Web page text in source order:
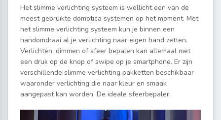
Het slimme verlichting systeem is wellicht een van de
meest gebruikte domotica systemen op het moment. Met
het slimme verlichting systeem kun je binnen een
handomdraai al je verlichting naar eigen hand zetten.
Verlichten, dimmen of sfeer bepalen kan allemaal met
een druk op de knop of swipe op je smartphone. Er zijn
verschillende slimme verlichting pakketten beschikbaar
waaronder verlichting die naar kleur en smaak
aangepast kan worden. De ideale sfeerbepaler.